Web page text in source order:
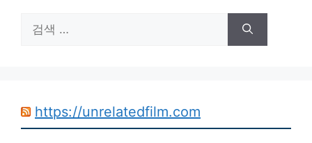
색:
https://unrelatedfilm.com